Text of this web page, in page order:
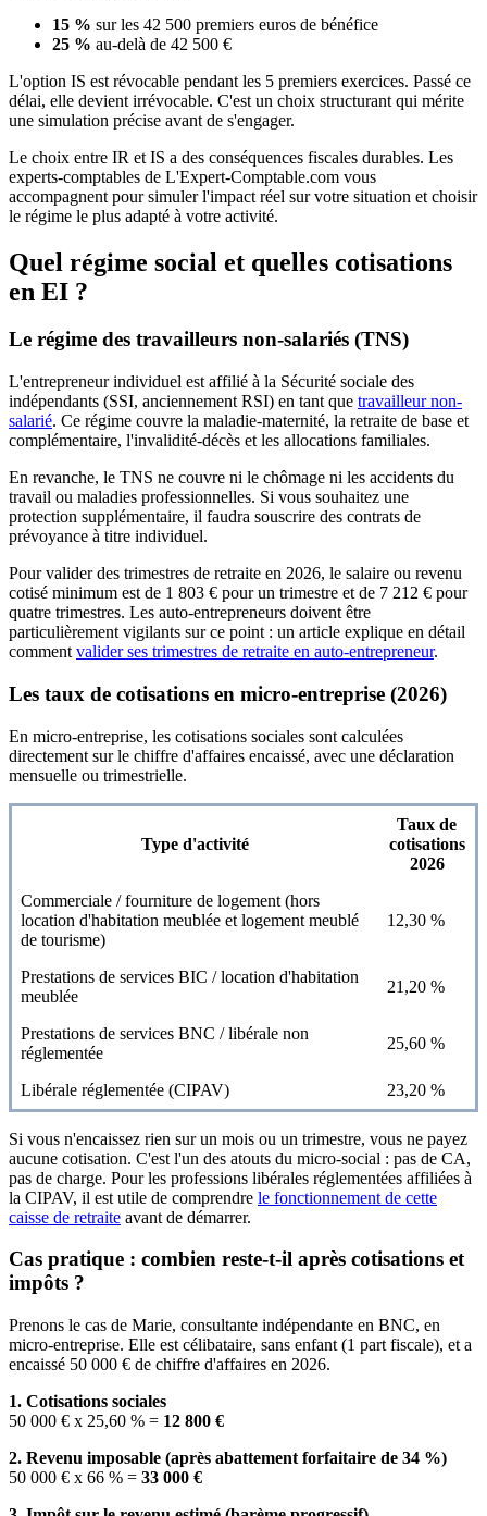
15 % sur les 42 500 premiers euros de bénéfice
25 % au-delà de 42 500 €
L'option IS est révocable pendant les 5 premiers exercices. Passé ce
délai, elle devient irrévocable. C'est un choix structurant qui mérite
une simulation précise avant de s'engager.
Le choix entre IR et IS a des conséquences fiscales durables. Les
experts-comptables de L'Expert-Comptable.com vous
accompagnent pour simuler l'impact réel sur votre situation et choisir
le régime le plus adapté à votre activité.
Quel régime social et quelles cotisations
en EI ?
Le régime des travailleurs non-salariés (TNS)
L'entrepreneur individuel est affilié à la Sécurité sociale des
indépendants (SSI, anciennement RSI) en tant que travailleur non-
salarié. Ce régime couvre la maladie-maternité, la retraite de base et
complémentaire, l'invalidité-décès et les allocations familiales.
En revanche, le TNS ne couvre ni le chômage ni les accidents du
travail ou maladies professionnelles. Si vous souhaitez une
protection supplémentaire, il faudra souscrire des contrats de
prévoyance à titre individuel.
Pour valider des trimestres de retraite en 2026, le salaire ou revenu
cotisé minimum est de 1 803 € pour un trimestre et de 7 212 € pour
quatre trimestres. Les auto-entrepreneurs doivent être
particulièrement vigilants sur ce point : un article explique en détail
comment valider ses trimestres de retraite en auto-entrepreneur.
Les taux de cotisations en micro-entreprise (2026)
En micro-entreprise, les cotisations sociales sont calculées
directement sur le chiffre d'affaires encaissé, avec une déclaration
mensuelle ou trimestrielle.
Type d'activité
Taux de
cotisations
2026
Commerciale / fourniture de logement (hors
location d'habitation meublée et logement meublé
de tourisme)
12,30 %
Prestations de services BIC / location d'habitation
meublée
21,20 %
Prestations de services BNC / libérale non
réglementée
25,60 %
Libérale réglementée (CIPAV) 23,20 %
Si vous n'encaissez rien sur un mois ou un trimestre, vous ne payez
aucune cotisation. C'est l'un des atouts du micro-social : pas de CA,
pas de charge. Pour les professions libérales réglementées affiliées à
la CIPAV, il est utile de comprendre le fonctionnement de cette
caisse de retraite avant de démarrer.
Cas pratique : combien reste-t-il après cotisations et
impôts ?
Prenons le cas de Marie, consultante indépendante en BNC, en
micro-entreprise. Elle est célibataire, sans enfant (1 part fiscale), et a
encaissé 50 000 € de chiffre d'affaires en 2026.
1. Cotisations sociales
50 000 € x 25,60 % = 12 800 €
2. Revenu imposable (après abattement forfaitaire de 34 %)
50 000 € x 66 % = 33 000 €